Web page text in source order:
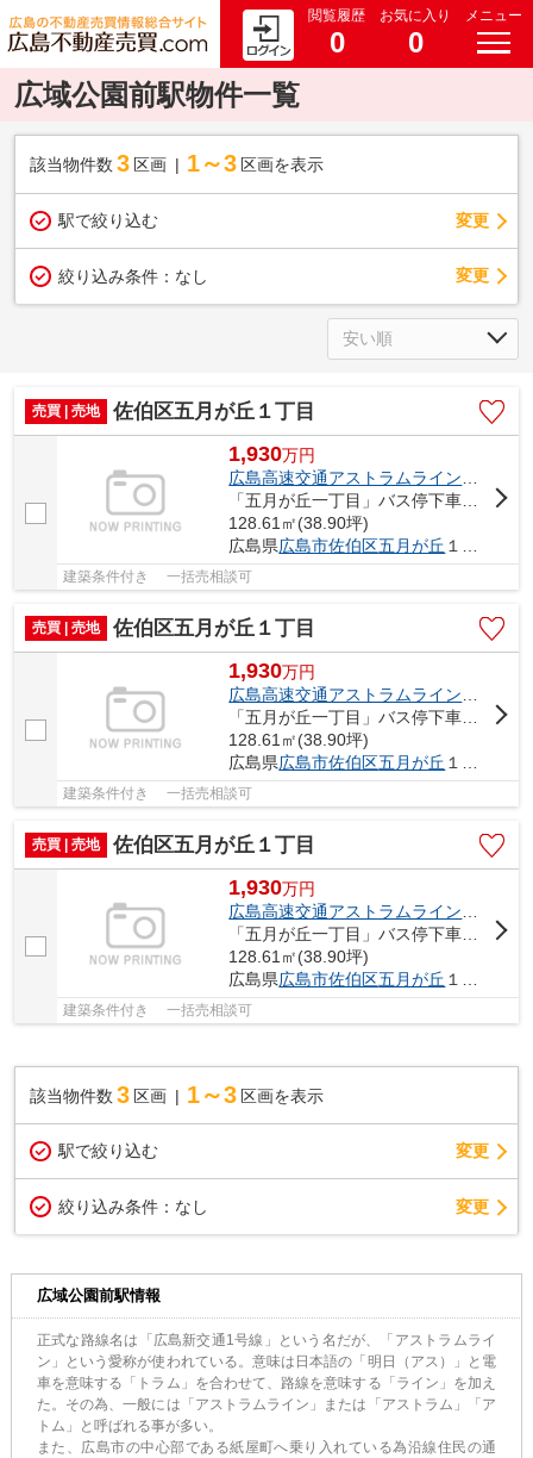
閲覧履歴
0
お気に入り
0
メニュー
広域公園前駅物件一覧
該当物件数 3 区画 1～3 区画を表示
駅で絞り込む 変更
絞り込み条件： なし 変更
売買 | 売地 佐伯区五月が丘１丁目
1,930万円
広島高速交通アストラムライン
「
「五月が丘一丁目」バス停下車 徒歩1分
128.61㎡(38.90坪)
広島県広島市佐伯区五月が丘 １丁目12-
建築条件付き 一括売相談可
売買 | 売地 佐伯区五月が丘１丁目
1,930万円
128.61㎡(38.90坪)
広島県広島市佐伯区五月が丘 １丁目12-
建築条件付き 一括売相談可
売買 | 売地 佐伯区五月が丘１丁目
1,930万円
128.61㎡(38.90坪)
広島県広島市佐伯区五月が丘 １丁目12-
建築条件付き 一括売相談可
該当物件数 3 区画 1～3 区画を表示
駅で絞り込む 変更
絞り込み条件： なし 変更
広域公園前駅情報
正式な路線名は「広島新交通1号線」という名だが、「アストラムライ
ン」という愛称が使われている。意味は日本語の「明日（アス）」と電
車を意味する「トラム」を合わせて、路線を意味する「ライン」を加え
た。その為、一般には「アストラムライン」または「アストラム」「ア
トム」と呼ばれる事が多い。
また、広島市の中心部である紙屋町へ乗り入れている為沿線住民の通